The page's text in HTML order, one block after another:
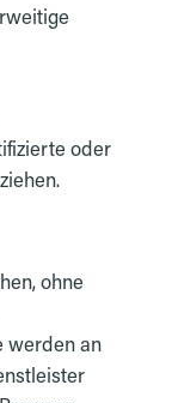
oder
ohne
werden an